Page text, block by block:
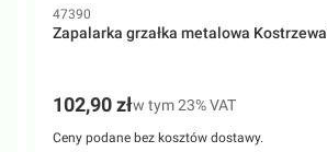
Kod produktu
47390
Zapalarka grzałka metalowa
Cena brutto
102,90 złw tym %s VAT
w tym23%VAT
Ceny podane bez kosztów dostawy.